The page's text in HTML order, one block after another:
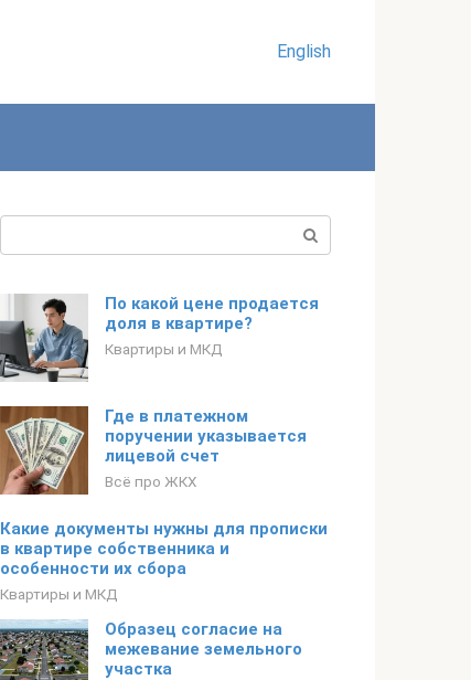
English
По какой цене продается
доля в квартире?
Квартиры и МКД
Где в платежном
поручении указывается
лицевой счет
Всё про ЖКХ
Какие документы нужны для прописки
в квартире собственника и
особенности их сбора
Квартиры и МКД
Образец согласие на
межевание земельного
участка